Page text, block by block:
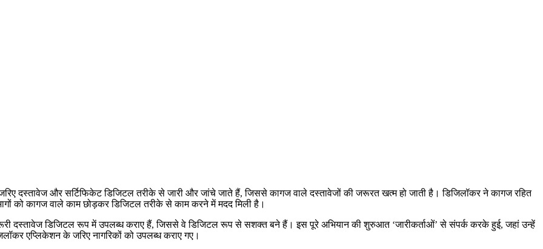
दस्तावेज और सर्टिफिकेट डिजिटल तरीके से जारी और जांचे जाते हैं, जिससे कागज वाले दस्तावेजों की जरूरत खत्म हो जाती है। डिजिलॉकर ने कागज रहित
को कागज वाले काम छोड़कर डिजिटल तरीके से काम करने में मदद मिली है।
दस्तावेज डिजिटल रूप में उपलब्ध कराए हैं, जिससे वे डिजिटल रूप से सशक्त बने हैं। इस पूरे अभियान की शुरुआत ‘जारीकर्ताओं’ से संपर्क करके हुई, जहां उन्हें
एप्लिकेशन के जरिए नागरिकों को उपलब्ध कराए गए।